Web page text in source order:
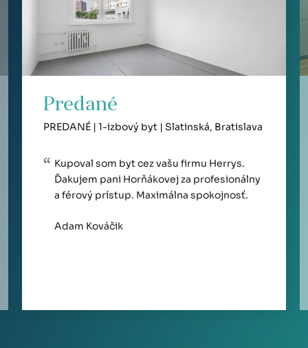
Predané
PREDANÉ | 1-izbový byt | Slatinská, Bratislava
Kupoval som byt cez vašu firmu Herrys.
Ďakujem pani Horňákovej za profesionálny
a férový prístup. Maximálna spokojnosť.
Adam Kováčik